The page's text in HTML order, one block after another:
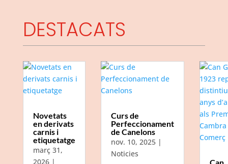
DESTACATS
Novetats
en derivats
carnis i
etiquetatge
març 31,
2026|
Curs de
Perfeccionament
de Canelons
nov. 10, 2025|
Noticies